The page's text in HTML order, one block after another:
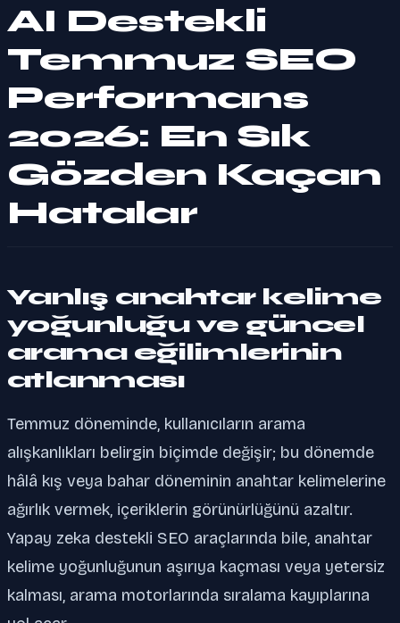
AI Destekli
Temmuz SEO
Performans
2026: En Sık
Gözden Kaçan
Hatalar
Yanlış anahtar kelime
yoğunluğu ve güncel
arama eğilimlerinin
atlanması
Temmuz döneminde, kullanıcıların arama
alışkanlıkları belirgin biçimde değişir; bu dönemde
hâlâ kış veya bahar döneminin anahtar kelimelerine
ağırlık vermek, içeriklerin görünürlüğünü azaltır.
Yapay zeka destekli SEO araçlarında bile, anahtar
kelime yoğunluğunun aşırıya kaçması veya yetersiz
kalması, arama motorlarında sıralama kayıplarına